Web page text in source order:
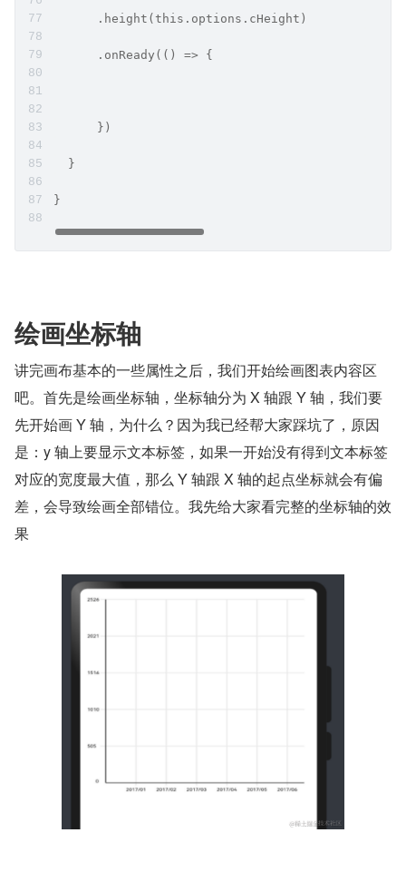
      .height(this.options.cHeight)
      .onReady(() => {
      })
  }
}
绘画坐标轴
讲完画布基本的一些属性之后，我们开始绘画图表内容区
吧。首先是绘画坐标轴，坐标轴分为 X 轴跟 Y 轴，我们要
先开始画 Y 轴，为什么？因为我已经帮大家踩坑了，原因
是：y 轴上要显示文本标签，如果一开始没有得到文本标签
对应的宽度最大值，那么 Y 轴跟 X 轴的起点坐标就会有偏
差，会导致绘画全部错位。我先给大家看完整的坐标轴的效
果